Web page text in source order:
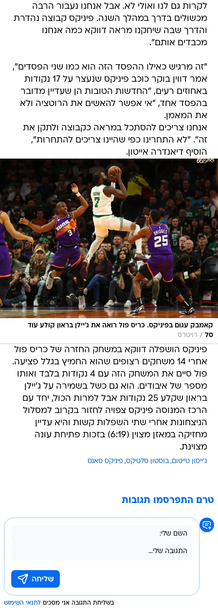
לקרות גם לנו ואולי לא. אבל אנחנו נעבור הרבה
מכשולים בדרך במהלך השנה. פיניקס קבוצה נהדרת
והדרך שבה שיחקנו מראה דווקא כמה אנחנו
מכבדים אותם".
"זה מרגיש כאילו ההפסד הזה הוא כמו שני הפסדים",
אמר דווין בוקר כוכב פיניקס שנעצר על 17 נקודות
באחוזים רעים, "החדשות הטובות הן שעדיין מדובר
בהפסד אחד, "אי אפשר להאשים את הרוטציה ולא
את המאמן.
אנחנו צריכים להסתכל במראה כקבוצה ולתקן את
זה". "לא התחרינו כפי שהיינו צריכים להתחרות",
הוסיף דיאנדרה אייטון.
קאמבק עגום בפיניקס. כריס פול רואה את ג'יילן בראון קולע עוד
סל / רויטרס
פיניקס הושפלה דווקא במשחק החזרה של כריס פול
אחרי 14 משחקים רצופים שהוא החמיץ בגלל פציעה.
פול סיים את המשחק הזה עם 4 נקודות בלבד ואותו
מספר של איבודים. הוא גם כשל בשמירה על ג'יילן
בראון שקלע 25 נקודות אבל למרות הכול, יחד עם
הרכז המנוסה פיניקס צפויה לחזור בקרוב למסלול
הניצחונות אחרי שתי השפלות קשות והיא עדיין
מחזיקה במאזן מצוין (6:19) בזכות פתיחת עונה
מצוינת.
ג'ייסון טייטום בוסטון סלטיקס פיניקס סאנס
טרם התפרסמו תגובות
בשליחת התגובה אני מסכים לתנאי השימוש